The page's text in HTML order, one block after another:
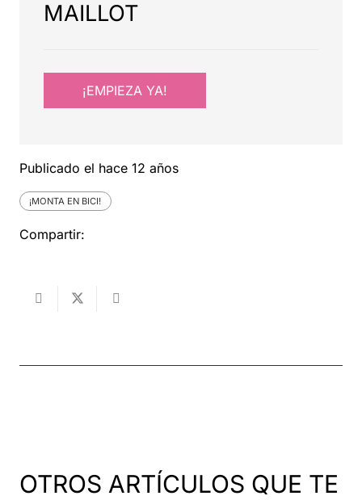
MAILLOT
¡EMPIEZA YA!
Publicado el hace 12 años
¡MONTA EN BICI!
Compartir:
OTROS ARTÍCULOS QUE TE